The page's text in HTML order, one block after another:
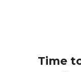
Time